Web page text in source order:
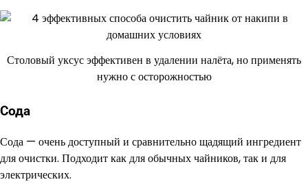
Столовый уксус эффективен в удалении налёта, но применять
нужно с осторожностью
Сода
Сода — очень доступный и сравнительно щадящий ингредиент
для очистки. Подходит как для обычных чайников, так и для
электрических.